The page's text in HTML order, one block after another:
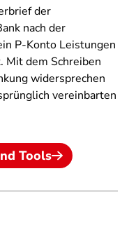
der
nach der
P-Konto Leistungen
Mit dem Schreiben
widersprechen
vereinbarten
Tools